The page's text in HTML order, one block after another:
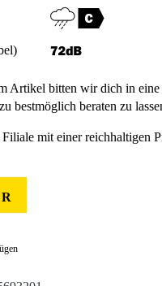
Artikel bitten wir dich in
bestmöglich beraten zu
Filiale mit einer reichhaltigen